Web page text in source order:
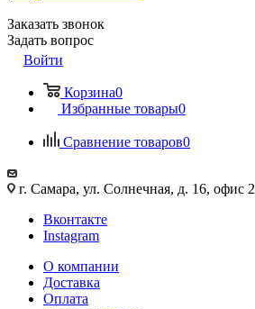
Заказать звонок
Задать вопрос
Войти
Корзина0
Избранные товары0
Сравнение товаров0
г. Самара, ул. Солнечная, д. 16, офис 2
Вконтакте
Instagram
О компании
Доставка
Оплата